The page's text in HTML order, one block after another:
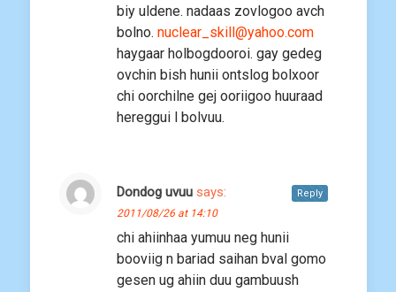
biy uldene. nadaas zovlogoo avch
bolno. nuclear_skill@yahoo.com
haygaar holbogdooroi. gay gedeg
ovchin bish hunii ontslog bolxoor
chi oorchilne gej ooriigoo huuraad
hereggui l bolvuu.
Dondog uvuu says:
2011/08/26 at 14:10
chi ahiinhaa yumuu neg hunii
booviig n bariad saihan bval gomo
gesen ug ahiin duu gambuush
Reply